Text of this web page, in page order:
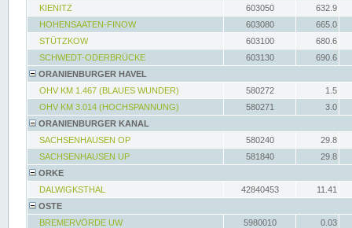
KIENITZ
603050
632.9
HOHENSAATEN-FINOW
603080
665.0
STÜTZKOW
603100
680.6
SCHWEDT-ODERBRÜCKE
603130
690.6
ORANIENBURGER HAVEL
OHV KM 1.467 (BLAUES WUNDER)
580272
1.5
OHV KM 3.014 (HOCHSPANNUNG)
580271
3.0
ORANIENBURGER KANAL
SACHSENHAUSEN OP
580240
29.8
SACHSENHAUSEN UP
581840
29.8
ORKE
DALWIGKSTHAL
42840453
11.41
OSTE
BREMERVÖRDE UW
5980010
0.03